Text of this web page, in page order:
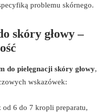
problemu skórnego.
skóry głowy –
do pielęgnacji skóry głowy,
wskazówek:
od 6 do 7 kropli preparatu,